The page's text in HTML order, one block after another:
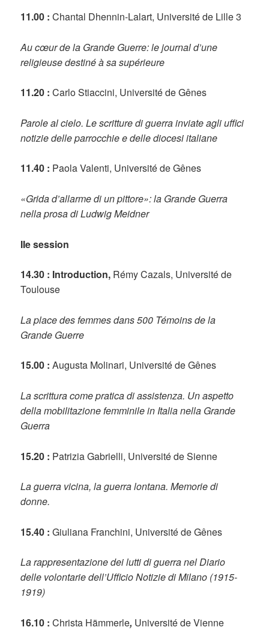
11.00 : Chantal Dhennin-Lalart, Université de Lille 3
Au cœur de la Grande Guerre: le journal d’une
religieuse destiné à sa supérieure
11.20 : Carlo Stiaccini, Université de Gênes
Parole al cielo. Le scritture di guerra inviate agli uffici
notizie delle parrocchie e delle diocesi italiane
11.40 : Paola Valenti, Université de Gênes
«Grida d’allarme di un pittore»: la Grande Guerra
nella prosa di Ludwig Meidner
IIe session
14.30 : Introduction, Rémy Cazals, Université de
Toulouse
La place des femmes dans 500 Témoins de la
Grande Guerre
15.00 : Augusta Molinari, Université de Gênes
La scrittura come pratica di assistenza. Un aspetto
della mobilitazione femminile in Italia nella Grande
Guerra
15.20 : Patrizia Gabrielli, Université de Sienne
La guerra vicina, la guerra lontana. Memorie di
donne.
15.40 : Giuliana Franchini, Université de Gênes
La rappresentazione dei lutti di guerra nel Diario
delle volontarie dell’Ufficio Notizie di Milano (1915-
1919)
16.10 : Christa Hämmerle, Université de Vienne